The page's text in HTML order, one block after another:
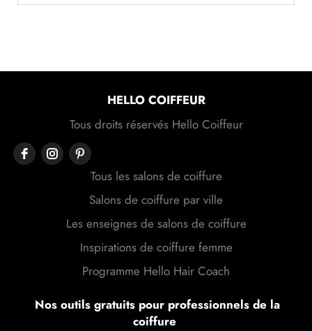
HELLO COIFFEUR
Tous droits réservés Hello Coiffeur
Tous les salons de coiffure
Salons de coiffure par ville
Les enseignes de salons de coiffure
Inspirations de coiffure femme
Programme Hello Hair Coach
Nos outils gratuits pour professionnels de la
coiffure